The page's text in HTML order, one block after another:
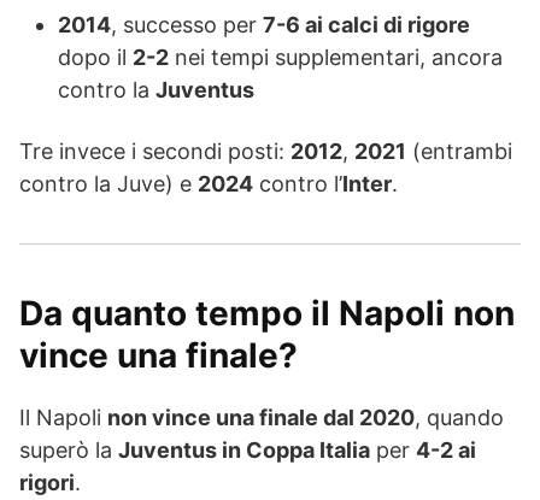
2014, successo per 7-6 ai calci di rigore
dopo il 2-2 nei tempi supplementari, ancora
contro la Juventus
Tre invece i secondi posti: 2012, 2021 (entrambi
contro la Juve) e 2024 contro l’Inter.
Da quanto tempo il Napoli non
vince una finale?
Il Napoli non vince una finale dal 2020, quando
superò la Juventus in Coppa Italia per 4-2 ai
rigori.